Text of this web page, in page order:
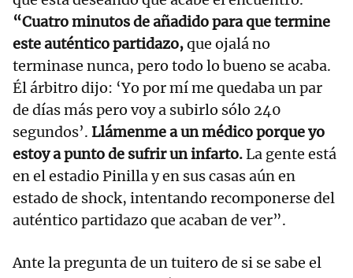
“Cuatro minutos de añadido para que termine
este auténtico partidazo,que ojalá no
terminase nunca, pero todo lo bueno se acaba.
Él árbitro dijo: ‘Yo por mí me quedaba un par
de días más pero voy a subirlo sólo 240
segundos’. Llámenme a un médico porque yo
estoy a punto de sufrir un infarto.La gente está
en el estadio Pinilla y en sus casas aún en
estado de shock, intentando recomponerse del
auténtico partidazo que acaban de ver”.
Ante la pregunta de un tuitero de si se sabe el